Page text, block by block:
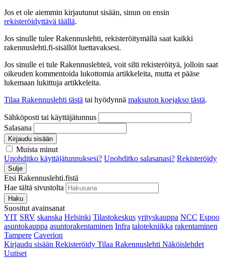
Jos et ole aiemmin kirjautunut sisään, sinun on ensin
rekisteröidyttävä täällä.
Jos sinulle tulee Rakennuslehti, rekisteröitymällä saat kaikki
rakennuslehti.fi-sisällöt luettavaksesi.
Jos sinulle ei tule Rakennuslehteä, voit silti rekisteröityä, jolloin saat
oikeuden kommentoida lukottomia artikkeleita, mutta et pääse
lukemaan lukittuja artikkeleita.
Tilaa Rakennuslehti tästä tai hyödynnä maksuton koejakso tästä.
Sähköposti tai käyttäjätunnus
Salasana
Kirjaudu sisään
Muista minut
Unohditko käyttäjätunnuksesi? Unohditko salasanasi? Rekisteröidy
Sulje
Etsi Rakennuslehti.fistä
Hae tältä sivustolta
Haku
Suositut avainsanat
YIT SRV skanska Helsinki Tilastokeskus yrityskauppa NCC Espoo
asuntokauppa asuntorakentaminen Infra talotekniikka rakentaminen
Tampere Caverion
Kirjaudu sisään Rekisteröidy Tilaa Rakennuslehti Näköislehdet
Uutiset